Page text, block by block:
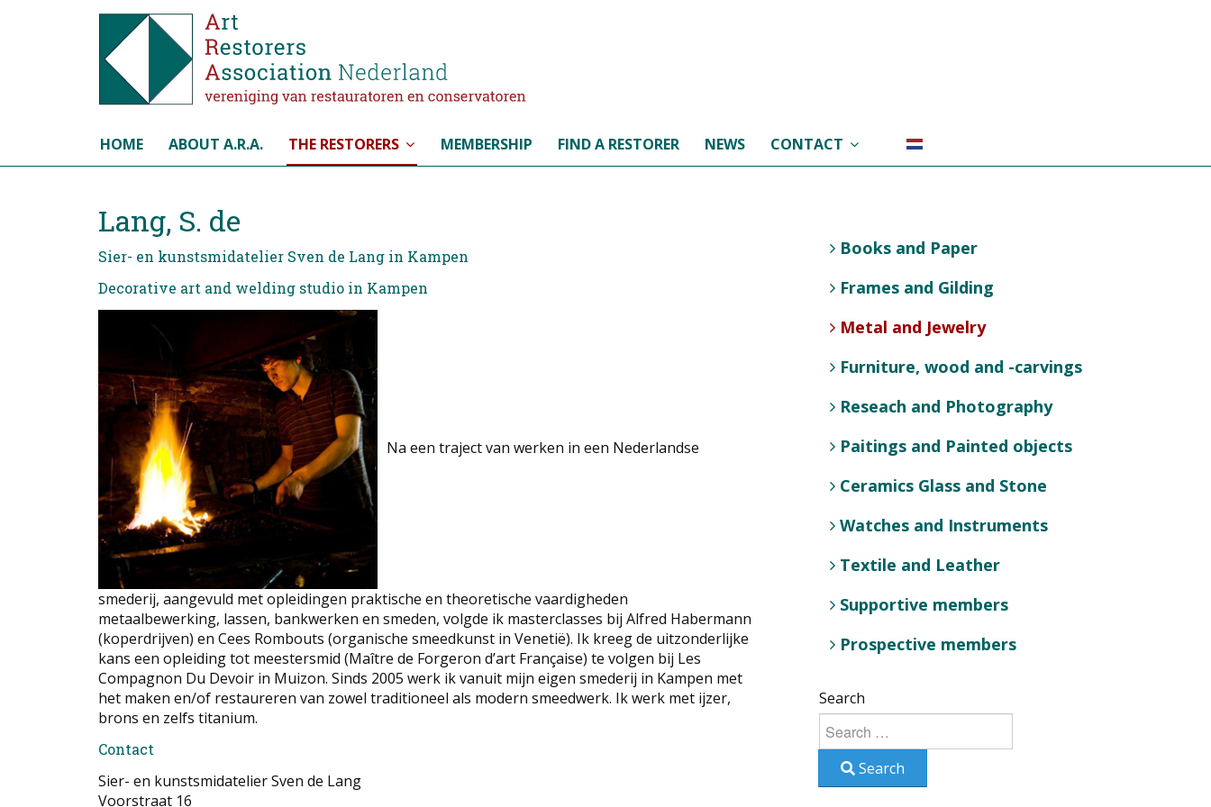
HOME ABOUT A.R.A. THE RESTORERS MEMBERSHIP FIND A RESTORER NEWS CONTACT
Select your language
Lang, S. de
Sier- en kunstsmidatelier Sven de Lang in Kampen
Decorative art and welding studio in Kampen
Na een traject van werken in een Nederlandse
smederij, aangevuld met opleidingen praktische en theoretische vaardigheden
metaalbewerking, lassen, bankwerken en smeden, volgde ik masterclasses bij Alfred Habermann
(koperdrijven) en Cees Rombouts (organische smeedkunst in Venetië). Ik kreeg de uitzonderlijke
kans een opleiding tot meestersmid (Maître de Forgeron d’art Française) te volgen bij Les
Compagnon Du Devoir in Muizon. Sinds 2005 werk ik vanuit mijn eigen smederij in Kampen met
het maken en/of restaureren van zowel traditioneel als modern smeedwerk. Ik werk met ijzer,
brons en zelfs titanium.
Contact
Sier- en kunstsmidatelier Sven de Lang
Voorstraat 16
Books and Paper
Frames and Gilding
Metal and Jewelry
Furniture, wood and -carvings
Reseach and Photography
Paitings and Painted objects
Ceramics Glass and Stone
Watches and Instruments
Textile and Leather
Supportive members
Prospective members
Search
Search